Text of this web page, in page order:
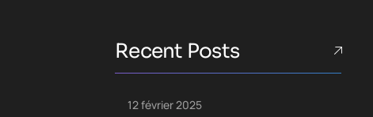
Recent Posts
12 février 2025